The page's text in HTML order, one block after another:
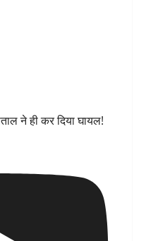
ने ही कर दिया घायल!